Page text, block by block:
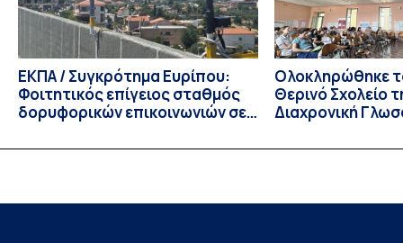
ΕΚΠΑ / Συγκρότημα Ευρίπου:
Φοιτητικός επίγειος σταθμός
δορυφορικών επικοινωνιών σε
Ολοκληρώθηκε
Θερινό Σχολείο
Διαχρονική
Linguistics in